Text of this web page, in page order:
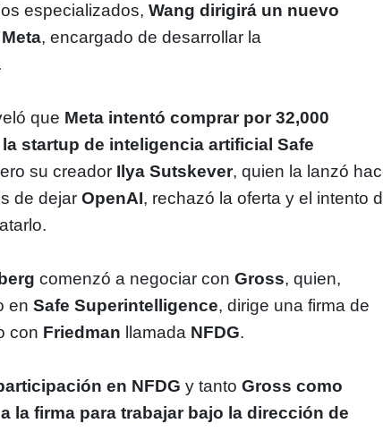
especializados,Wang dirigirá un nuevo
, encargado de desarrollar la
que Meta intentó comprar por 32,000
startup de inteligencia artificial Safe
su creador Ilya Sutskever, quien la lanzó
de dejarOpenAI, rechazó la oferta y el intento
comenzó a negociar conGross, quien,
enSafe Superintelligence, dirige una firma de
con Friedman llamada NFDG.
en NFDG y tantoGross como
la firma para trabajar bajo la dirección de